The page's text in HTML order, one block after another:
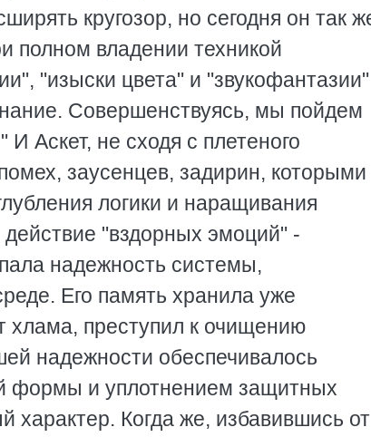
кругозор, но сегодня он так
полном владении техникой
"изыски цвета" и "звукофантазии"
Совершенствуясь, мы пойдем
Аскет, не сходя с плетеного
заусенцев, задирин, которыми
логики и наращивания
"вздорных эмоций" -
надежность системы,
Его память хранила уже
хлама, преступил к очищению
надежности обеспечивалось
формы и уплотнением защитных
характер. Когда же, избавившись от